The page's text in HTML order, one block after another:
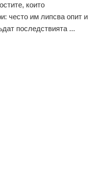
които
често им липсва опит и
последствията ...